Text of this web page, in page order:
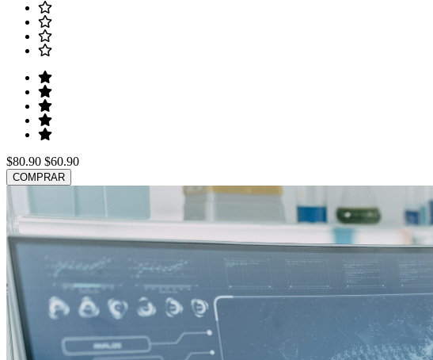
$80.90 $60.90
COMPRAR